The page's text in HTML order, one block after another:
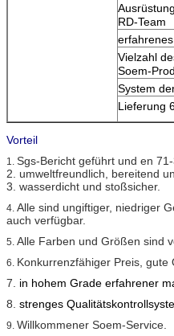
RD-Team
Vielzahl
Soem-
System
Lieferung
Vorteil
1. Sgs-Bericht geführt und en
2. umweltfreundlich, bereitend
3. wasserdicht und stoßsicher.
4. Alle sind ungiftiger, niedriger
auch verfügbar.
5. Alle Farben und Größen sind
6. Konkurrenzfähiger Preis, gute
7. in hohem Grade erfahrener
8. strenges
9. Willkommener Soem-Service.